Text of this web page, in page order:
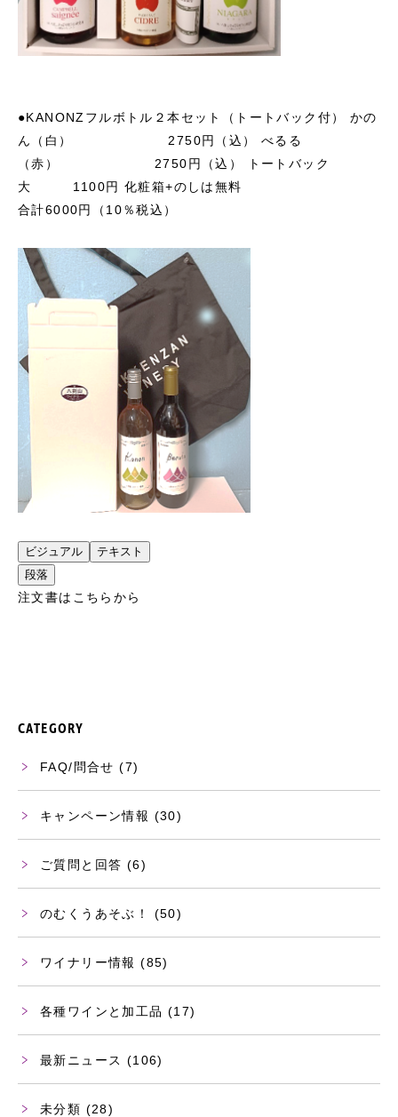
●KANONZフルボトル２本セット（トートバック付）
かの
ん（白） 2750円（込）
べるる
（赤） 2750円（込）
トートバック
大 1100円 化粧箱+のしは無料
合計6000円（10％税込）
ビジュアル
テキスト
段落
注文書はこちらから
CATEGORY
FAQ/問合せ (7)
キャンペーン情報 (30)
ご質問と回答 (6)
のむくうあそぶ！ (50)
ワイナリー情報 (85)
各種ワインと加工品 (17)
最新ニュース (106)
未分類 (28)